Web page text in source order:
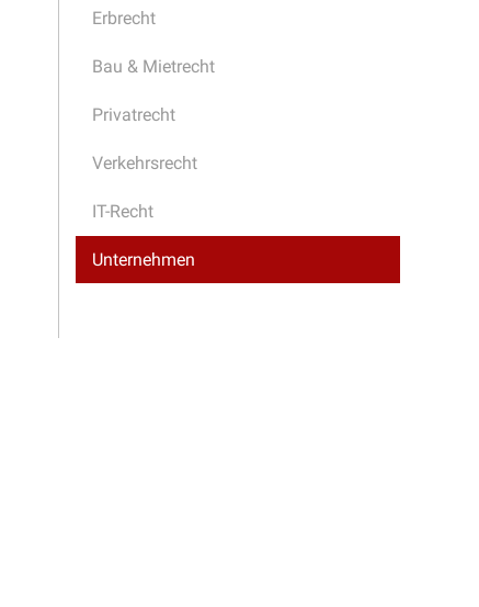
Erbrecht
Bau & Mietrecht
Privatrecht
Verkehrsrecht
IT-Recht
Unternehmen